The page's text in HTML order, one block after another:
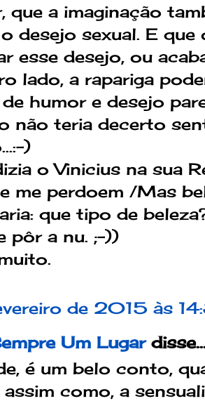
que a imaginação
desejo sexual. E
esse desejo, ou
lado, a rapariga
humor e desejo
não teria decerto
)
o Vinicius na sua
me perdoem /Mas
que tipo de
pôr a nu. ;-))
de 2015 às
Um Lugar
é um belo conto,
como, a